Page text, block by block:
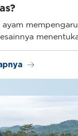
masuk ke
arrow_right_alt